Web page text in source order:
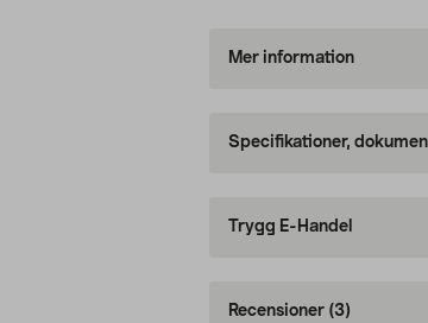
Mer information
Specifikationer,
Trygg E-Handel
Recensioner (3)